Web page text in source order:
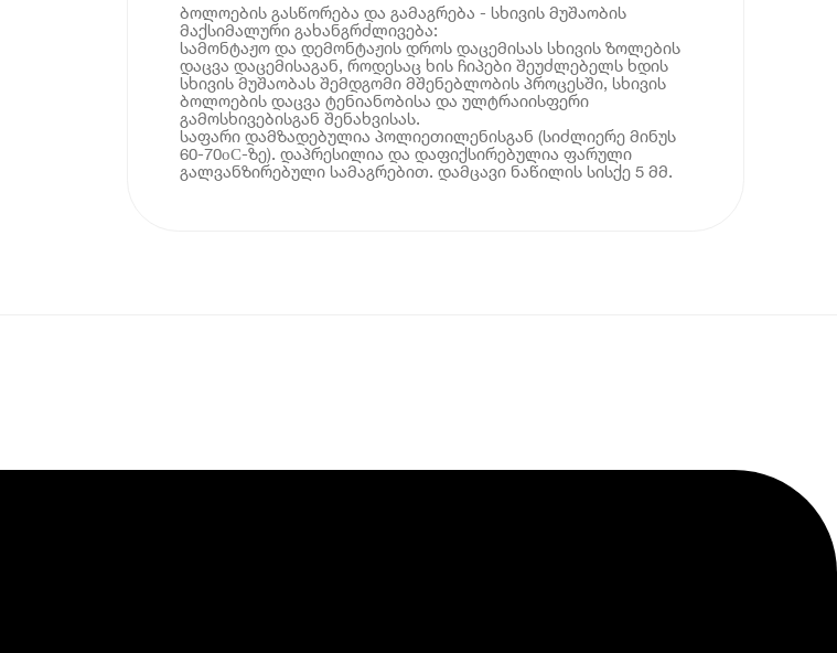
ბოლოების გასწორება და გამაგრება - სხივის მუშაობის
მაქსიმალური გახანგრძლივება:
სამონტაჟო და დემონტაჟის დროს დაცემისას სხივის ზოლების
დაცვა დაცემისაგან, როდესაც ხის ჩიპები შეუძლებელს ხდის
სხივის მუშაობას შემდგომი მშენებლობის პროცესში, სხივის
ბოლოების დაცვა ტენიანობისა და ულტრაიისფერი
გამოსხივებისგან შენახვისას.
საფარი დამზადებულია პოლიეთილენისგან (სიძლიერე მინუს
60-70оС-ზე). დაპრესილია და დაფიქსირებულია ფარული
გალვანზირებული სამაგრებით. დამცავი ნაწილის სისქე 5 მმ.